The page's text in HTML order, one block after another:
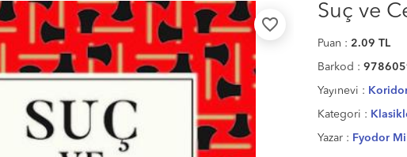
favorite_border
Suç ve
Puan : 2.09 TL
Barkod :
Yayınevi : Koridor
Kategori :
Yazar : Fyodor